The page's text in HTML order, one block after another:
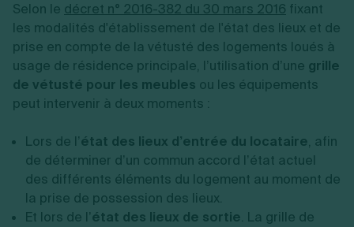
Selon le décret n° 2016-382 du 30 mars 2016 fixant
les modalités d'établissement de l'état des lieux et de
prise en compte de la vétusté des logements loués à
usage de résidence principale, l’utilisation d’une grille
de vétusté pour les meubles ou les équipements
peut intervenir à deux moments :
Lors de l’état des lieux d’entrée du locataire, afin
de déterminer d’un commun accord l’état actuel
des différents éléments du logement au moment de
la prise de possession des lieux.
Et lors de l’état des lieux de sortie. La grille de